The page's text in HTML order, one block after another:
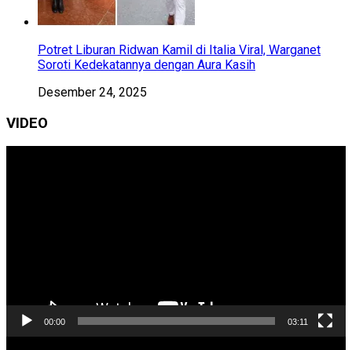
Potret Liburan Ridwan Kamil di Italia Viral, Warganet
Soroti Kedekatannya dengan Aura Kasih
Desember 24, 2025
VIDEO
00:00 03:11